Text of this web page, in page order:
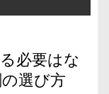
必要はな
選び方